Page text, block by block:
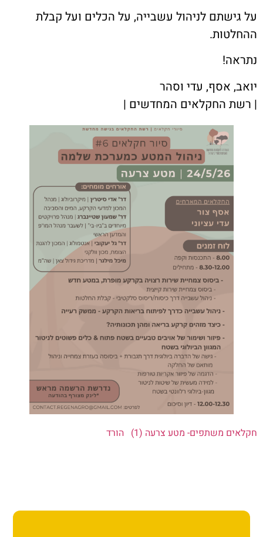
לניהול עשבייה, על הכלים ועל קבלת
אסף, עדי וסהר
החקלאים המחדשים |
משתפים- מטע צרעה (1) הורד